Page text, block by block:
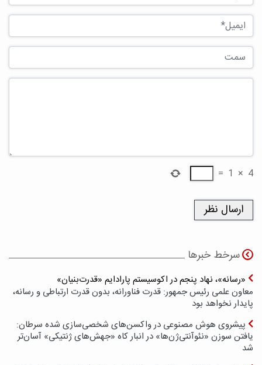
4
×
1
=
سرخط خبرها
«رسانه»، نهاد پنجم در اکوسیستم پارادایم «قدرت‌بنیان»
معاون علمی رئیس جمهور: قدرت فناورانه، بدون قدرت ارتباطی و رسانه،
پایدار نخواهد بود
پیشروی هوش مصنوعی در واکسن‌های شخصی‌سازی شده سرطان:
یافتن سوزن «نئوآنتی‌ژن‌ها» در انبار کاه «جهش‌های ژنتیکی» آسان‌تر
شد